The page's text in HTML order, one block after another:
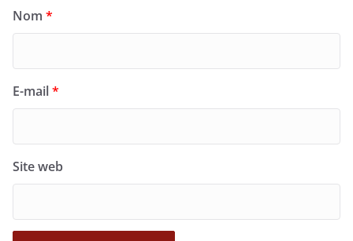
Nom *
E-mail*
Site web